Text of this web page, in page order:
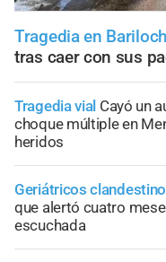
Tragedia en
tras caer con sus
Tragedia vial Cayó un
choque múltiple en
heridos
Geriátricos
que alertó cuatro
escuchada